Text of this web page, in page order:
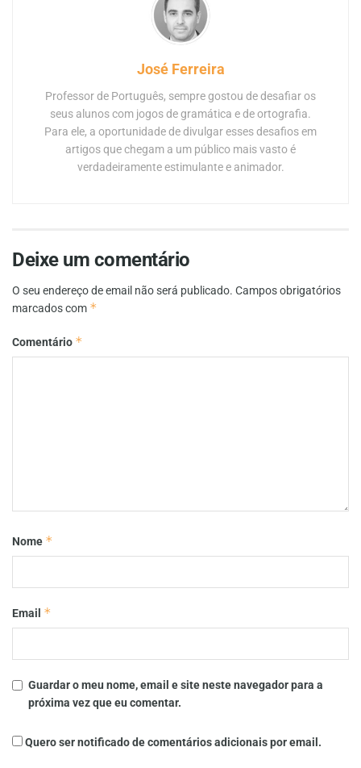
José Ferreira
Professor de Português, sempre gostou de desafiar os
seus alunos com jogos de gramática e de ortografia.
Para ele, a oportunidade de divulgar esses desafios em
artigos que chegam a um público mais vasto é
verdadeiramente estimulante e animador.
Deixe um comentário
O seu endereço de email não será publicado. Campos obrigatórios
marcados com *
Comentário *
Nome *
Email *
Guardar o meu nome, email e site neste navegador para a
próxima vez que eu comentar.
Quero ser notificado de comentários adicionais por email.